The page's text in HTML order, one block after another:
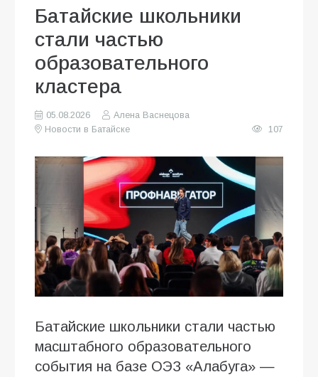
Батайские школьники
стали частью
образовательного
кластера
05.08.2026
Алена Васнецова
Новости в Батайске
107
Батайские школьники стали частью
масштабного образовательного
события на базе ОЭЗ «Алабуга» —